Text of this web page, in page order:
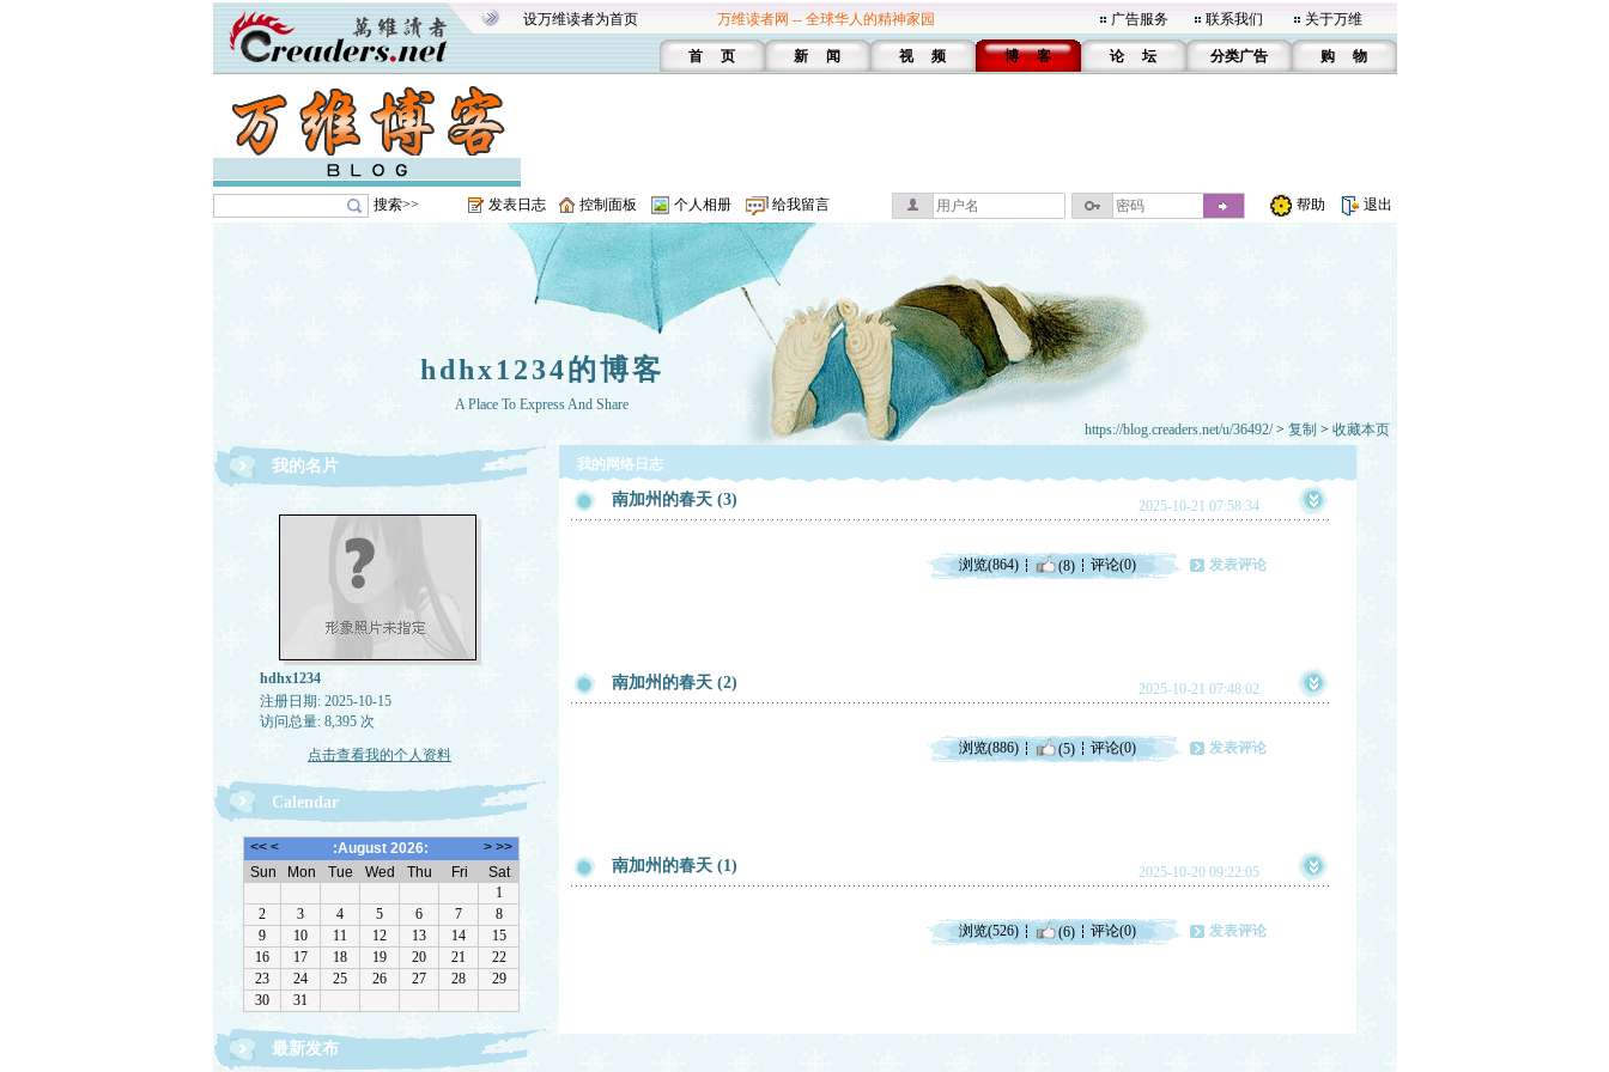
设万维读者为首页 万维读者网 -- 全球华人的精神家园 广告服务 联系我们 关于万维
首 页 新 闻 视 频 博 客 论 坛 分类广告 购 物
搜索>> 发表日志 控制面板 个人相册 给我留言 帮助 退出
hdhx1234的博客
A Place To Express And Share
https://blog.creaders.net/u/36492/> 复制 > 收藏本页
我的名片
hdhx1234
注册日期: 2025-10-15
访问总量: 8,395 次
点击查看我的个人资料
Calendar
最新发布
我的网络日志
南加州的春天 (3) 2025-10-21 07:58:34
浏览(864) (8) 评论(0) 发表评论
南加州的春天 (2) 2025-10-21 07:48:02
浏览(886) (5) 评论(0) 发表评论
南加州的春天 (1) 2025-10-20 09:22:05
浏览(526) (6) 评论(0) 发表评论